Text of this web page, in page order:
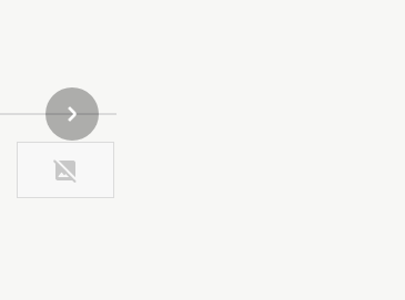
ARTICLE DE LA GALERIE SUIVANT